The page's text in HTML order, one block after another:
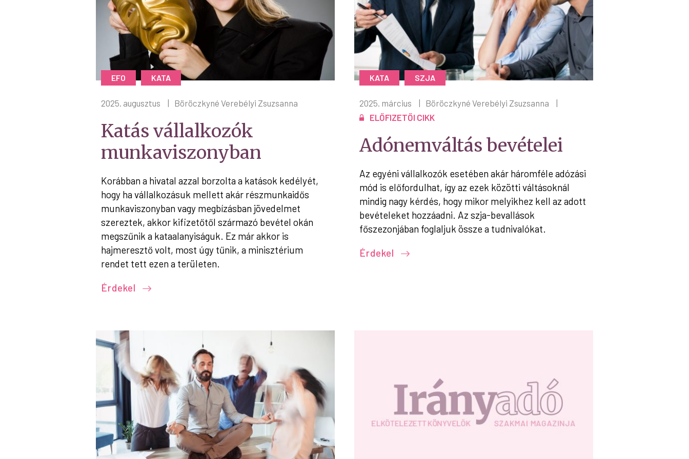
EFO KATA
2025. augusztus | Böröczkyné Verebélyi Zsuzsanna
Katás vállalkozók
munkaviszonyban
Korábban a hivatal azzal borzolta a katások kedélyét,
hogy ha vállalkozásuk mellett akár részmunkaidős
munkaviszonyban vagy megbízásban jövedelmet
szereztek, akkor kifizetőtől származó bevétel okán
megszűnik a kataalanyiságuk. Ez már akkor is
hajmeresztő volt, most úgy tűnik, a minisztérium
rendet tett ezen a területen.
Érdekel
KATA SZJA
2025. március | Böröczkyné Verebélyi Zsuzsanna
|
ELŐFIZETŐI CIKK
Adónemváltás bevételei
Az egyéni vállalkozók esetében akár háromféle adózási
mód is előfordulhat, így az ezek közötti váltásoknál
mindig nagy kérdés, hogy mikor melyikhez kell az adott
bevételeket hozzáadni. Az szja-bevallások
főszezonjában foglaljuk össze a tudnivalókat.
Érdekel